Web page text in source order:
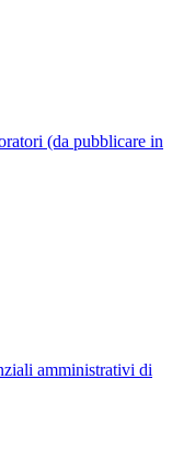
(da pubblicare in
amministrativi di